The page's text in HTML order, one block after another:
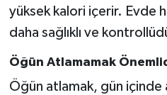
yüksek kalori içerir. Evde
daha sağlıklı ve
Öğün Atlamamak
Öğün atlamak, gün içinde